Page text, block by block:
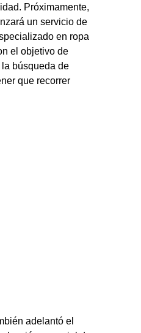
Próximamente,
un servicio de
en ropa
el objetivo de
búsqueda de
que recorrer
adelantó el